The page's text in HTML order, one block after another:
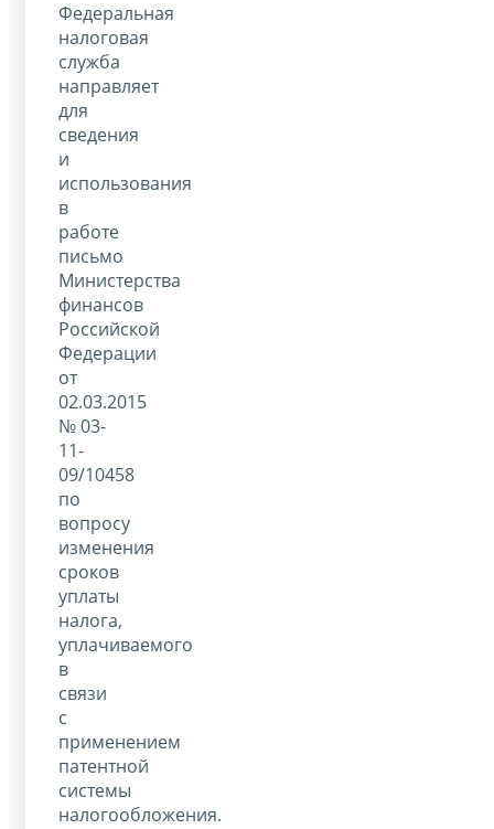
Федеральная
налоговая
служба
направляет
для
сведения
и
использования
в
работе
письмо
Министерства
финансов
Российской
Федерации
от
02.03.2015
№ 03-
11-
09/10458
по
вопросу
изменения
сроков
уплаты
налога,
уплачиваемого
в
связи
с
применением
патентной
системы
налогообложения.